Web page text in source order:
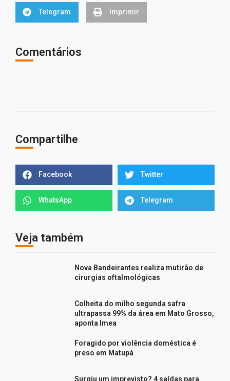
Telegram Imprimir
Comentários
Compartilhe
Facebook Twitter
WhatsApp Telegram
Veja também
Nova Bandeirantes realiza mutirão de
cirurgias oftalmológicas
Colheita do milho segunda safra
ultrapassa 99% da área em Mato Grosso,
aponta Imea
Foragido por violência doméstica é
preso em Matupá
Surgiu um imprevisto? 4 saídas para